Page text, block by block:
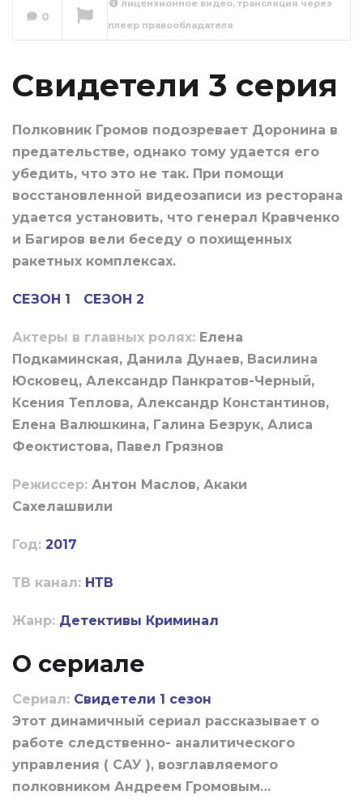
Свидетели 4
0
лицензионное видео, трансляция через
плеер правообладателя
Свидетели 3 серия
Полковник Громов подозревает Доронина в
предательстве, однако тому удается его
убедить, что это не так. При помощи
восстановленной видеозаписи из ресторана
удается установить, что генерал Кравченко
и Багиров вели беседу о похищенных
ракетных комплексах.
СЕЗОН 1 СЕЗОН 2
Актеры в главных ролях: Елена
Подкаминская, Данила Дунаев, Василина
Юсковец, Александр Панкратов-Черный,
Ксения Теплова, Александр Константинов,
Елена Валюшкина, Галина Безрук, Алиса
Феоктистова, Павел Грязнов
Режиссер: Антон Маслов, Акаки
Сахелашвили
Год: 2017
ТВ канал: НТВ
Жанр: Детективы Криминал
О сериале
Сериал: Свидетели 1 сезон
Этот динамичный сериал рассказывает о
работе следственно- аналитического
управления ( САУ ), возглавляемого
полковником Андреем Громовым…